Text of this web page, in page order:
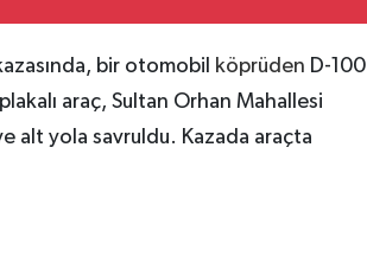
bir otomobil köprüden D-100
araç, Sultan Orhan Mahallesi
alt yola savruldu. Kazada araçta